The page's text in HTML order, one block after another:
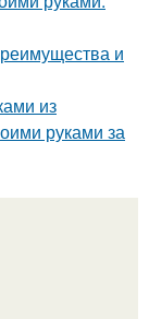
и
из
руками за